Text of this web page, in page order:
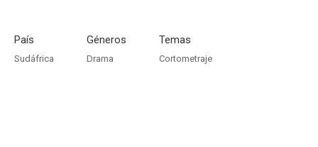
País
Sudáfrica
Géneros
Drama
Temas
Cortometraje